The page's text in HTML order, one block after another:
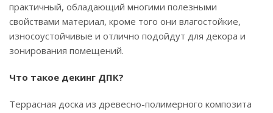
практичный, обладающий многими полезными
свойствами материал, кроме того они влагостойкие,
износоустойчивые и отлично подойдут для декора и
зонирования помещений.
Что такое декинг ДПК?
Террасная доска из древесно-полимерного композита